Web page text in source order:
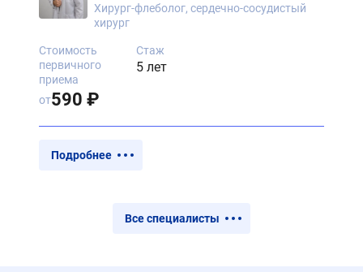
Хирург-флеболог, сердечно-сосудистый
хирург
Стаж
5 лет
Стоимость
первичного
приема
от590 ₽
Подробнее
Все специалисты